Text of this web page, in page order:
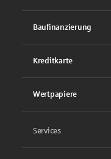
Baufinanzierung
Kreditkarte
Wertpapiere
Services